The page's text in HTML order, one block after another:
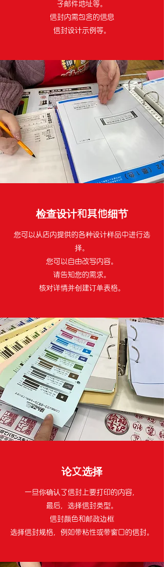
子邮件地址等。
信封内需包含的信息
信封设计示例等。
检查设计和其他细节
您可以从店内提供的各种设计样品中进行选
择。
您可以自由改写内容。
请告知您的需求。
核对详情并创建订单表格。
论文选择
一旦你确认了信封上要打印的内容，
最后，选择信封类型。
信封颜色和邮政边框
选择信封规格，例如带粘性或带窗口的信封。